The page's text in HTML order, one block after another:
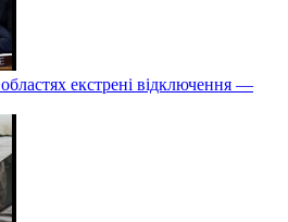
екстрені відключення —